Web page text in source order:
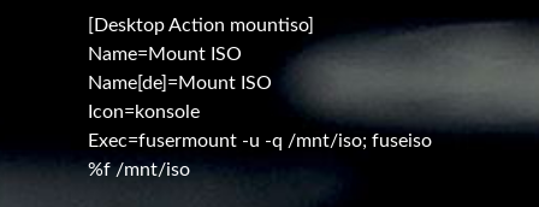
[Desktop Action mountiso]
Name=Mount ISO
Name[de]=Mount ISO
Icon=konsole
Exec=fusermount -u -q /mnt/iso; fuseiso
%f /mnt/iso